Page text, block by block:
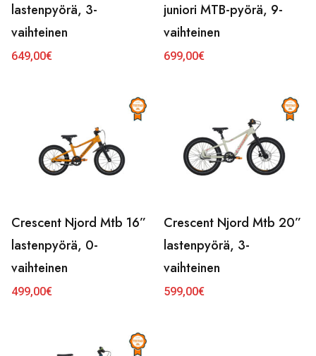
lastenpyörä, 3-
vaihteinen
649,00€
juniori MTB-pyörä, 9-
vaihteinen
699,00€
Crescent Njord Mtb 16”
lastenpyörä, 0-
vaihteinen
499,00€
Crescent Njord Mtb 20”
lastenpyörä, 3-
vaihteinen
599,00€